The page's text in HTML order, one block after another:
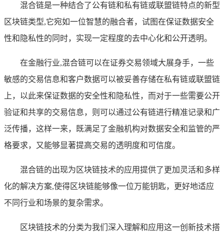
混合链是一种结合了公有链和私有链或联盟链特点的新型
区块链类型,它宛如一位智慧的融合者，试图在保证数据安全
性和隐私性的同时，实现一定程度的去中心化和公开透明。
在金融行业,混合链可以在证券交易领域大展身手，一些
敏感的交易信息和客户数据可以被妥善存储在私有链或联盟链
上，以此来保证数据的安全性和隐私性，而对于一些需要公开
验证和共享的交易信息，则可以通过公有链进行精准记录和广
泛传播，这样一来，既满足了金融机构对数据安全和监管的严
格要求，又能够显著提高交易的透明度和可信度。
混合链的出现为区块链技术的应用提供了更加灵活和多样
化的解决方案,使得区块链能够像一位万能钥匙，更好地适应
不同行业和场景的复杂需求。
区块链技术的分类为我们深入理解和应用这一创新技术搭